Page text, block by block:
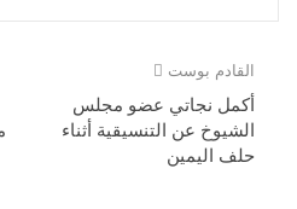
القادم بوست
أكمل نجاتي عضو مجلس
الشيوخ عن التنسيقية أثناء
حلف اليمين